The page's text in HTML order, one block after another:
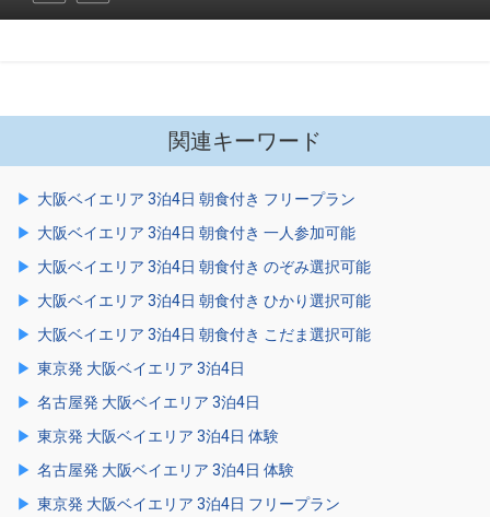
関連キーワード
大阪ベイエリア 3泊4日 朝食付き フリープラン
大阪ベイエリア 3泊4日 朝食付き 一人参加可能
大阪ベイエリア 3泊4日 朝食付き のぞみ選択可能
大阪ベイエリア 3泊4日 朝食付き ひかり選択可能
大阪ベイエリア 3泊4日 朝食付き こだま選択可能
東京発 大阪ベイエリア 3泊4日
名古屋発 大阪ベイエリア 3泊4日
東京発 大阪ベイエリア 3泊4日 体験
名古屋発 大阪ベイエリア 3泊4日 体験
東京発 大阪ベイエリア 3泊4日 フリープラン